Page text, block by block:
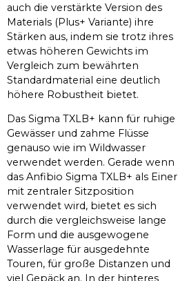
auch die verstärkte Version des
Materials (Plus+ Variante) ihre
Stärken aus, indem sie trotz ihres
etwas höheren Gewichts im
Vergleich zum bewährten
Standardmaterial eine deutlich
höhere Robustheit bietet.
Das Sigma TXLB+ kann für ruhige
Gewässer und zahme Flüsse
genauso wie im Wildwasser
verwendet werden. Gerade wenn
das Anfibio Sigma TXLB+ als Einer
mit zentraler Sitzposition
verwendet wird, bietet es sich
durch die vergleichsweise lange
Form und die ausgewogene
Wasserlage für ausgedehnte
Touren, für große Distanzen und
viel Gepäck an. In der hinteres